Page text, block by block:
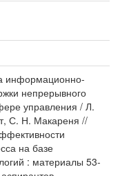
информационно-
непрерывного
управления / Л.
С. Н. Макареня //
на базе
: материалы 53-